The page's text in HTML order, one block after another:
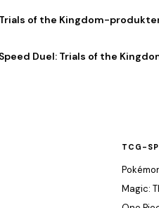
Trials of the Kingdom-
Duel: Trials of the
TCG-
Magic: